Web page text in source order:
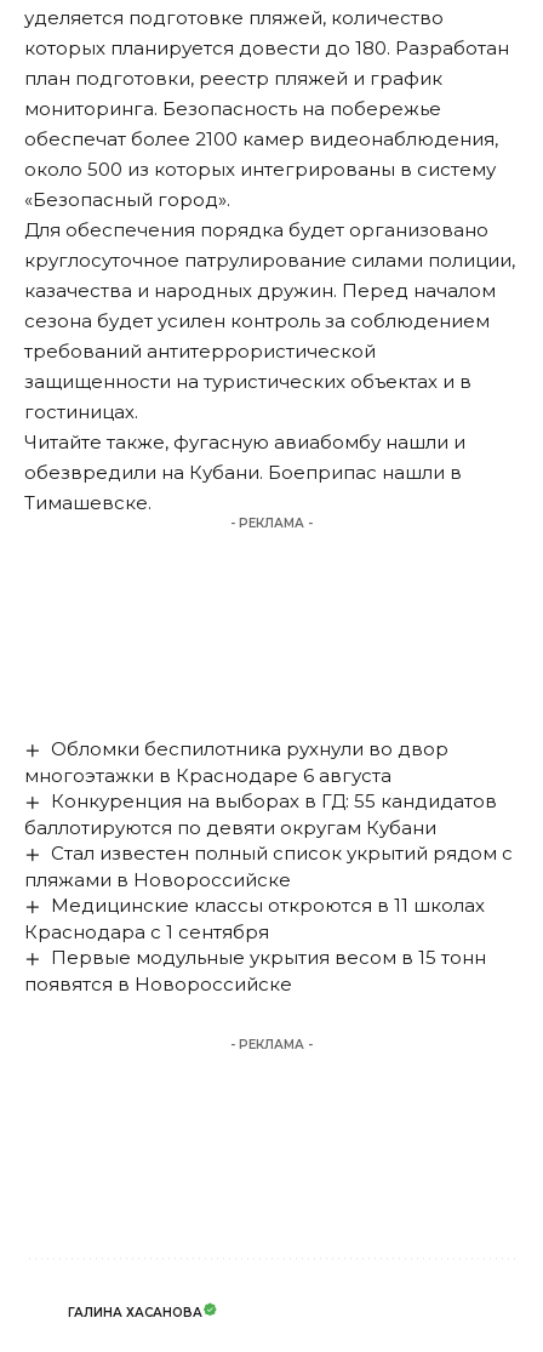
уделяется подготовке пляжей, количество
которых планируется довести до 180. Разработан
план подготовки, реестр пляжей и график
мониторинга. Безопасность на побережье
обеспечат более 2100 камер видеонаблюдения,
около 500 из которых интегрированы в систему
«Безопасный город».
Для обеспечения порядка будет организовано
круглосуточное патрулирование силами полиции,
казачества и народных дружин. Перед началом
сезона будет усилен контроль за соблюдением
требований антитеррористической
защищенности на туристических объектах и в
гостиницах.
Читайтетакже, фугасную авиабомбу нашли и
обезвредили на Кубани. Боеприпас нашли в
Тимашевске.
- РЕКЛАМА -
Обломки беспилотника рухнули во двор
многоэтажки в Краснодаре 6 августа
Конкуренция на выборах в ГД: 55 кандидатов
баллотируются по девяти округам Кубани
Стал известен полный список укрытий рядом с
пляжами в Новороссийске
Медицинские классы откроются в 11 школах
Краснодара с 1 сентября
Первые модульные укрытия весом в 15 тонн
появятся в Новороссийске
- РЕКЛАМА -
ГАЛИНА ХАСАНОВА